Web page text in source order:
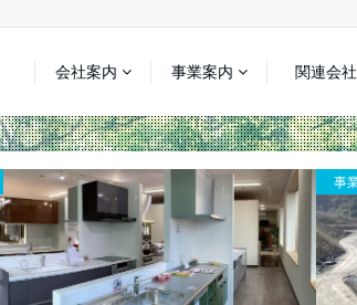
会社案内 事業案内 関連会社
事業案内